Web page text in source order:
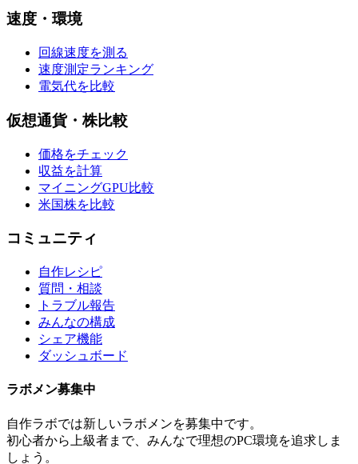
速度・環境
回線速度を測る
速度測定ランキング
電気代を比較
仮想通貨・株比較
価格をチェック
収益を計算
マイニングGPU比較
米国株を比較
コミュニティ
自作レシピ
質問・相談
トラブル報告
みんなの構成
シェア機能
ダッシュボード
ラボメン募集中
自作ラボでは新しいラボメンを募集中です。
初心者から上級者まで、みんなで理想のPC環境を追求しま
しょう。